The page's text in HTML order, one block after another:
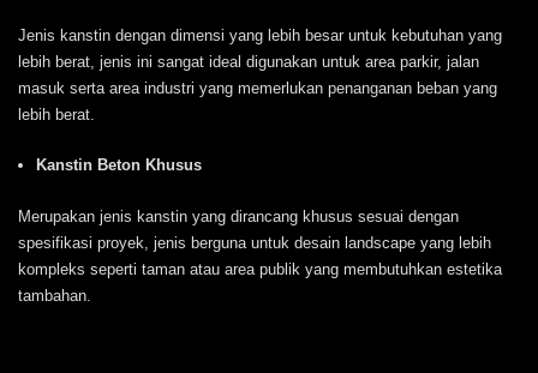
Jenis kanstin dengan dimensi yang lebih besar untuk kebutuhan yang
lebih berat, jenis ini sangat ideal digunakan untuk area parkir, jalan
masuk serta area industri yang memerlukan penanganan beban yang
lebih berat.
Kanstin Beton Khusus
Merupakan jenis kanstin yang dirancang khusus sesuai dengan
spesifikasi proyek, jenis berguna untuk desain landscape yang lebih
kompleks seperti taman atau area publik yang membutuhkan estetika
tambahan.